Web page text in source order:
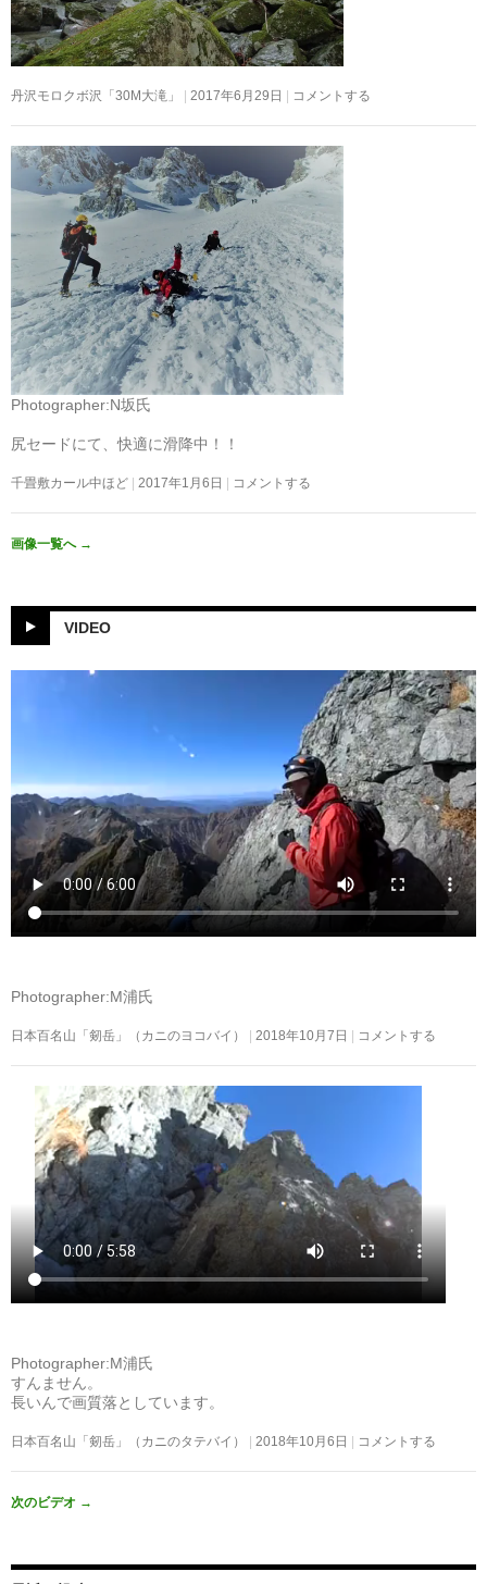
丹沢モロクボ沢「30M大滝」 2017年6月29日 コメントする
Photographer:N坂氏
尻セードにて、快適に滑降中！！
千畳敷カール中ほど 2017年1月6日 コメントする
画像一覧へ →
VIDEO
Photographer:M浦氏
日本百名山「剱岳」（カニのヨコバイ） 2018年10月7日 コメントする
Photographer:M浦氏
すんません。
長いんで画質落としています。
日本百名山「剱岳」（カニのタテバイ） 2018年10月6日 コメントする
次のビデオ →